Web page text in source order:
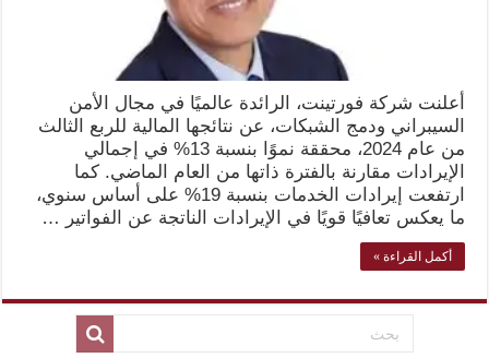
أعلنت شركة فورتينت، الرائدة عالميًا في مجال الأمن
السيبراني ودمج الشبكات، عن نتائجها المالية للربع الثالث
من عام 2024، محققة نموًا بنسبة 13% في إجمالي
الإيرادات مقارنة بالفترة ذاتها من العام الماضي. كما
ارتفعت إيرادات الخدمات بنسبة 19% على أساس سنوي،
ما يعكس تعافيًا قويًا في الإيرادات الناتجة عن الفواتير …
أكمل القراءة »